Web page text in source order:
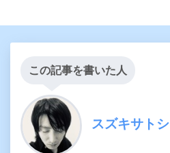
この記事を書いた人
スズキサトシ